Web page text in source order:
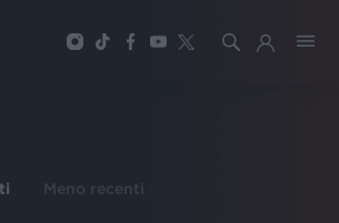
Meno recenti